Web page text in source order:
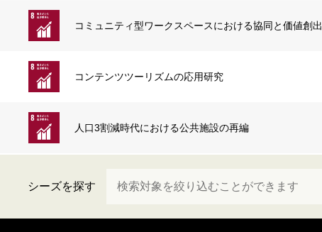
コミュニティ型ワークスペースにおける協同と価値創出
コンテンツツーリズムの応用研究
人口3割減時代における公共施設の再編
シーズを探す